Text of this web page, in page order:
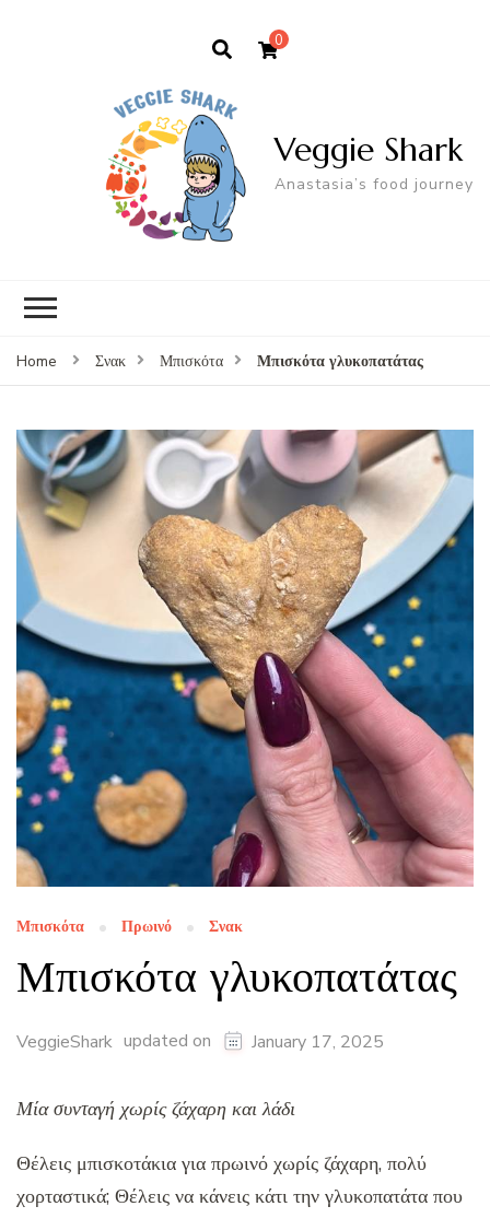
0
Veggie Shark
Anastasia’s food journey
Home Σνακ Μπισκότα Μπισκότα γλυκοπατάτας
Μπισκότα Πρωινό Σνακ
Μπισκότα γλυκοπατάτας
VeggieShark updated on January 17, 2025
Μία συνταγή χωρίς ζάχαρη και λάδι
Θέλεις μπισκοτάκια για πρωινό χωρίς ζάχαρη, πολύ
χορταστικά; Θέλεις να κάνεις κάτι την γλυκοπατάτα που